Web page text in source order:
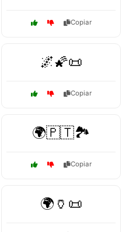
Copiar
🌌🌠📜
Copiar
🌍🇵🇹🏞️
Copiar
🌍🏺📜